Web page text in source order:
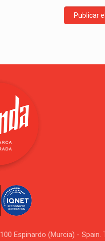
Espinardo (Murcia) -